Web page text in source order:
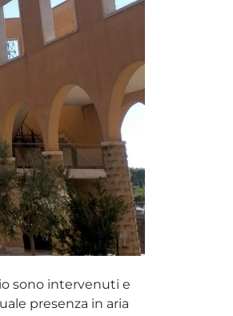
sono intervenuti e
presenza in aria